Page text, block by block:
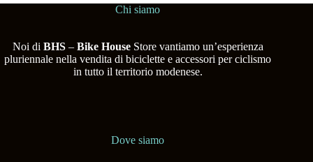
Chi siamo
Noi di BHS– Bike HouseStore vantiamo un’esperienza
pluriennale nella vendita di biciclette e accessori per ciclismo
in tutto il territorio modenese.
Dove siamo